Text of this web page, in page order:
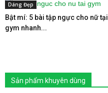
Dáng Đẹp
Bật mí: 5 bài tập ngực cho nữ tại
gym nhanh...
Sản phẩm khuyên dùng